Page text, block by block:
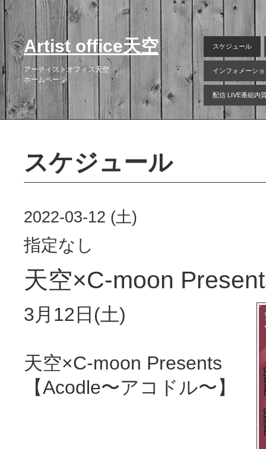
Artist office天空
アーティストオフィス天空
ホームページ
スケジュール
インフォメーショ
配信 LIVE番組内
スケジュール
2022-03-12 (土)
指定なし
天空×C-moon
3月12日(土)
天空×C-moon Presents
【Acodle〜アコドル〜】